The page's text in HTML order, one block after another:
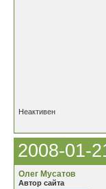
Неактивен
2008-01-
Олег Мусатов
Автор сайта